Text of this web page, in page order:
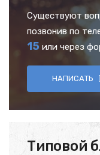
Существуют
позвонив по
15 или через
НАПИСАТЬ
Типовой